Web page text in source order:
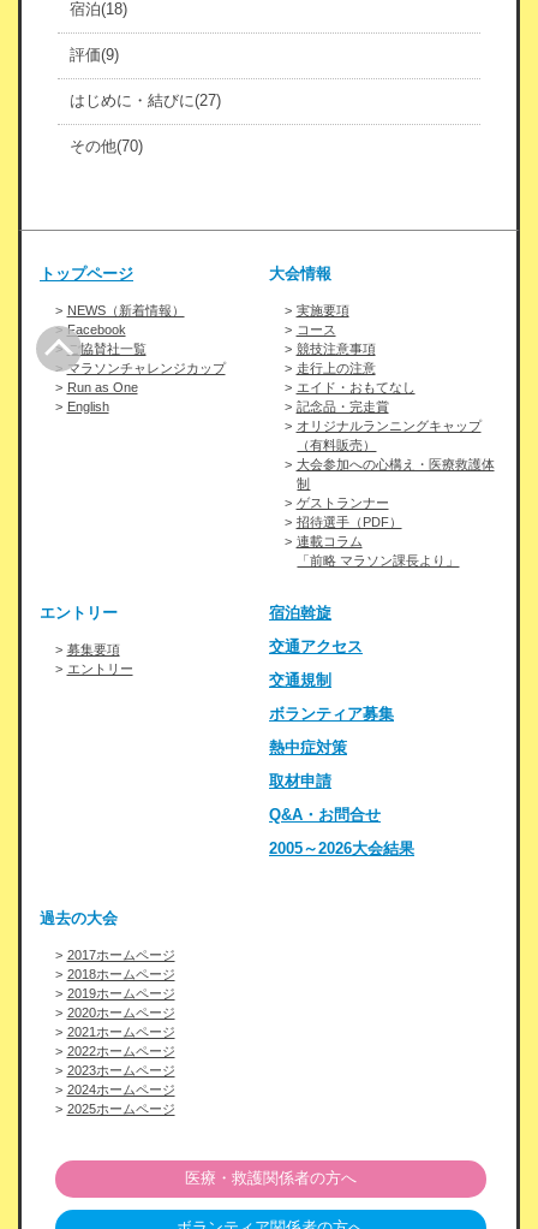
宿泊(18)
評価(9)
はじめに・結びに(27)
その他(70)
トップページ
NEWS（新着情報）
Facebook
ご協賛社一覧
マラソンチャレンジカップ
Run as One
English
大会情報
実施要項
コース
競技注意事項
走行上の注意
エイド・おもてなし
記念品・完走賞
オリジナルランニングキャップ
（有料販売）
大会参加への心構え・医療救護体
制
ゲストランナー
招待選手（PDF）
連載コラム
「前略 マラソン課長より」
エントリー
募集要項
エントリー
宿泊斡旋
交通アクセス
交通規制
ボランティア募集
熱中症対策
取材申請
Q&A・お問合せ
2005～2026大会結果
過去の大会
2017ホームページ
2018ホームページ
2019ホームページ
2020ホームページ
2021ホームページ
2022ホームページ
2023ホームページ
2024ホームページ
2025ホームページ
医療・救護関係者の方へ